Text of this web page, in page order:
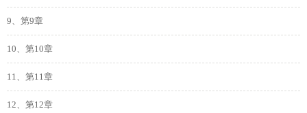
9、第9章
10、第10章
11、第11章
12、第12章